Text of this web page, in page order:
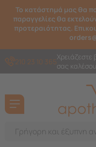
Το κατάστημά μας θα
παραγγελίες θα
προτεραιότητας.
210 23 10 365Χρειάζεστε
σας